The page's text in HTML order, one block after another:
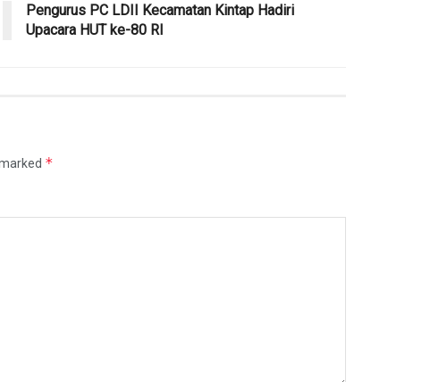
Pengurus PC LDII Kecamatan Kintap Hadiri
Upacara HUT ke-80 RI
*